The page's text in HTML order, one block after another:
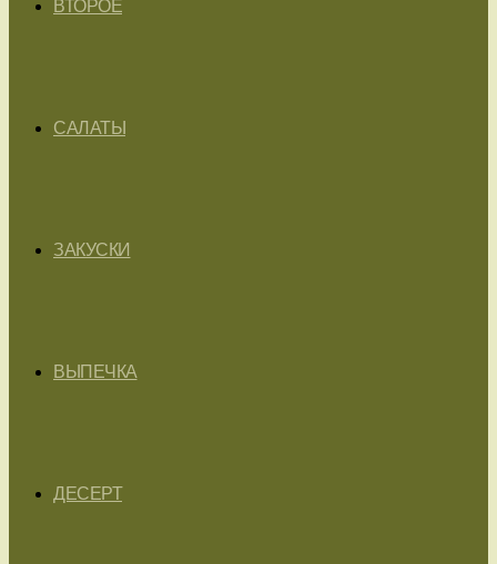
ВТОРОЕ
САЛАТЫ
ЗАКУСКИ
ВЫПЕЧКА
ДЕСЕРТ